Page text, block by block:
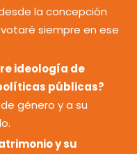
la concepción
siempre en ese
ideología de
públicas?
género y a su
y su